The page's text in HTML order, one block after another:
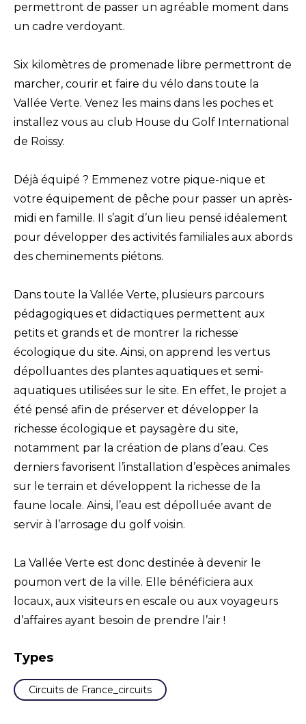
permettront de passer un agréable moment dans
un cadre verdoyant.
Six kilomètres de promenade libre permettront de
marcher, courir et faire du vélo dans toute la
Vallée Verte. Venez les mains dans les poches et
installez vous au club House du Golf International
de Roissy.
Déjà équipé ? Emmenez votre pique-nique et
votre équipement de pêche pour passer un après-
midi en famille. Il s’agit d’un lieu pensé idéalement
pour développer des activités familiales aux abords
des cheminements piétons.
Dans toute la Vallée Verte, plusieurs parcours
pédagogiques et didactiques permettent aux
petits et grands et de montrer la richesse
écologique du site. Ainsi, on apprend les vertus
dépolluantes des plantes aquatiques et semi-
aquatiques utilisées sur le site. En effet, le projet a
été pensé afin de préserver et développer la
richesse écologique et paysagère du site,
notamment par la création de plans d’eau. Ces
derniers favorisent l’installation d’espèces animales
sur le terrain et développent la richesse de la
faune locale. Ainsi, l’eau est dépolluée avant de
servir à l’arrosage du golf voisin.
La Vallée Verte est donc destinée à devenir le
poumon vert de la ville. Elle bénéficiera aux
locaux, aux visiteurs en escale ou aux voyageurs
d’affaires ayant besoin de prendre l’air !
Types
Circuits de France_circuits